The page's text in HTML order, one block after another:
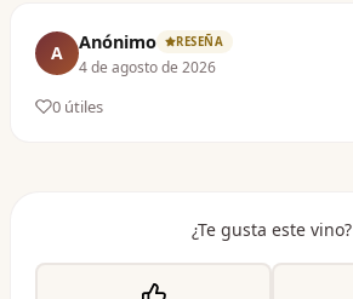
A Anónimo RESEÑA
4 de agosto de 2026
0 útiles
¿Te gusta este vino?